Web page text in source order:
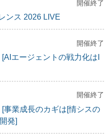
開催終了
ンス 2026 LIVE
開催終了
エージェントの戦力化はI
開催終了
[事業成長のカギは[情シスの
発]